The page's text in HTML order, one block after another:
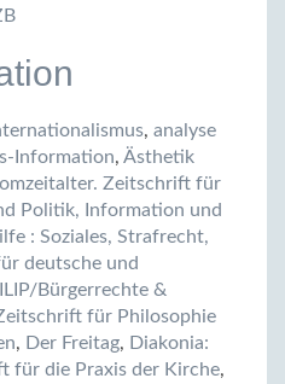
, analyse
Information, Ästhetik
Zeitschrift für
Politik, Information und
: Soziales, Strafrecht,
deutsche und
Bürgerrechte &
für Philosophie
, Der Freitag, Diakonia:
für die Praxis der Kirche,